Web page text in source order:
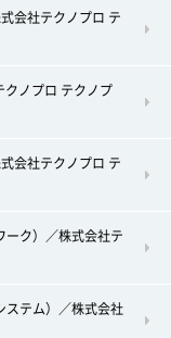
会社テクノプロ テ
クノプロ テクノプ
会社テクノプロ テ
ーク）／株式会社テ
ステム）／株式会社